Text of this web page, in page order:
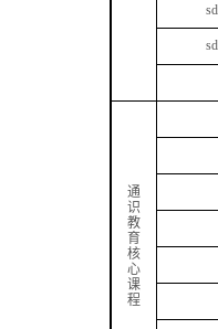
通
识
教
育
核
心
课
程